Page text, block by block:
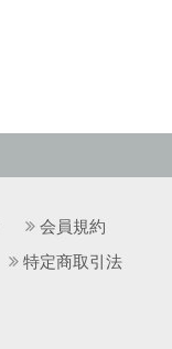
会員規約
特定商取引法